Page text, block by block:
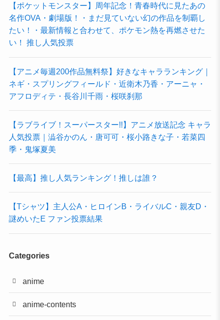
【ポケットモンスター】周年記念！青春時代に見たあの
名作OVA・劇場版！・まだ見ていない幻の作品を制覇し
たい！・最新情報と合わせて、ポケモン熱を再燃させた
い！ 推し人気投票
【アニメ毎週200作品無料祭】好きなキャラランキング｜
ネギ・スプリングフィールド・近衛木乃香・アーニャ・
アフロディテ・長谷川千雨・桜咲刹那
【ラブライブ！スーパースター!!】アニメ放送記念 キャラ
人気投票｜澁谷かのん・唐可可・桜小路きな子・若菜四
季・鬼塚夏美
【最高】推し人気ランキング！推しは誰？
【Tシャツ】主人公A・ヒロインB・ライバルC・親友D・
謎めいたE ファン投票結果
Categories
anime
anime-contents